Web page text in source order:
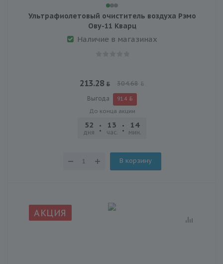
Ультрафиолетовый очиститель воздуха Рэмо
Ову-11 Кварц
Наличие в магазинах
213.28 304.68
Выгода 91.4
До конца акции
52
дня
13
час.
14
мин.
В корзину
АКЦИЯ